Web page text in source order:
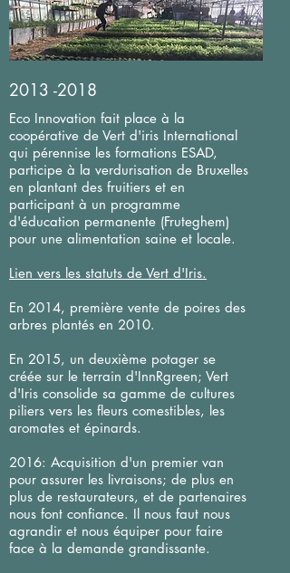
2013 -2018
Eco Innovation fait place à la
coopérative de Vert d'iris International
qui pérennise les formations ESAD,
participe à la verdurisation de Bruxelles
en plantant des fruitiers et en
participant à un programme
d'éducation permanente (Fruteghem)
pour une alimentation saine et locale.
Lien vers les statuts de Vert d'Iris.
En 2014, première vente de poires des
arbres plantés en 2010.
En 2015, un deuxième potager se
créée sur le terrain d'InnRgreen; Vert
d'Iris consolide sa gamme de cultures
piliers vers les fleurs comestibles, les
aromates et épinards.
2016: Acquisition d'un premier van
pour assurer les livraisons; de plus en
plus de restaurateurs, et de partenaires
nous font confiance. Il nous faut nous
agrandir et nous équiper pour faire
face à la demande grandissante.